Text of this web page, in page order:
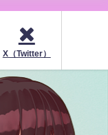
X（Twitter）